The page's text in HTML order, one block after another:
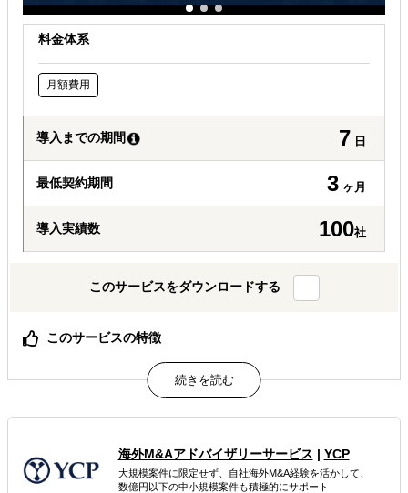
料金体系
月額費用
導入までの期間 7 日
最低契約期間 3 ヶ月
導入実績数 100社
このサービスをダウンロードする
このサービスの特徴
スコープを定めず 海外ビジネス運営に係る全業務に対応
駐在員派遣費用と同等の リーズナブルな業務委託費
然るべきタイミングでの 内製化プロセスの徹底
海外進出総合支援 海外進出戦略・事業計画立案
海外M&Aアドバイザリーサービス | YCP
大規模案件に限定せず、自社海外M&A経験を活かして、
数億円以下の中小規模案件も積極的にサポート